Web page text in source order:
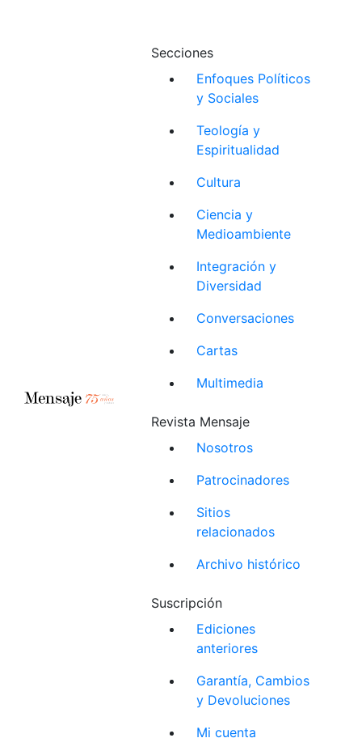
Secciones
Enfoques Políticos
y Sociales
Teología y
Espiritualidad
Cultura
Ciencia y
Medioambiente
Integración y
Diversidad
Conversaciones
Cartas
Multimedia
Revista Mensaje
Nosotros
Patrocinadores
Sitios
relacionados
Archivo histórico
Suscripción
Ediciones
anteriores
Garantía, Cambios
y Devoluciones
Mi cuenta